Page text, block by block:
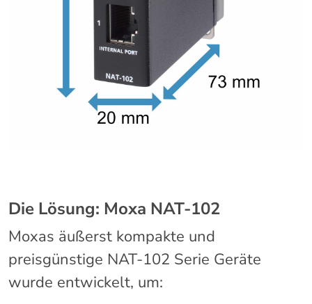
Die Lösung: Moxa NAT-102
Moxas äußerst kompakte und
preisgünstige NAT-102 Serie Geräte
wurde entwickelt, um: